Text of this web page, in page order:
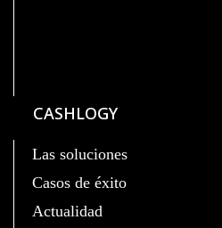
CASHLOGY
Las soluciones
Casos de éxito
Actualidad